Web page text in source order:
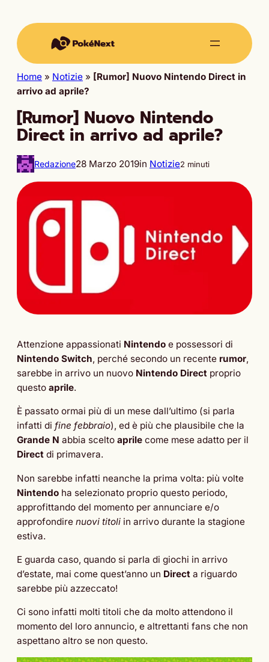
Home » Notizie » [Rumor] Nuovo Nintendo Direct in
arrivo ad aprile?
[Rumor] Nuovo Nintendo
Direct in arrivo ad aprile?
Redazione28 Marzo 2019in Notizie2 minuti
Attenzione appassionati Nintendo e possessori di
Nintendo Switch, perché secondo un recente rumor,
sarebbe in arrivo un nuovo Nintendo Direct proprio
questo aprile.
È passato ormai più di un mese dall’ultimo (si parla
infatti di fine febbraio), ed è più che plausibile che la
Grande N abbia scelto aprile come mese adatto per il
Direct di primavera.
Non sarebbe infatti neanche la prima volta: più volte
Nintendo ha selezionato proprio questo periodo,
approfittando del momento per annunciare e/o
approfondire nuovi titoli in arrivo durante la stagione
estiva.
E guarda caso, quando si parla di giochi in arrivo
d’estate, mai come quest’anno un Direct a riguardo
sarebbe più azzeccato!
Ci sono infatti molti titoli che da molto attendono il
momento del loro annuncio, e altrettanti fans che non
aspettano altro se non questo.